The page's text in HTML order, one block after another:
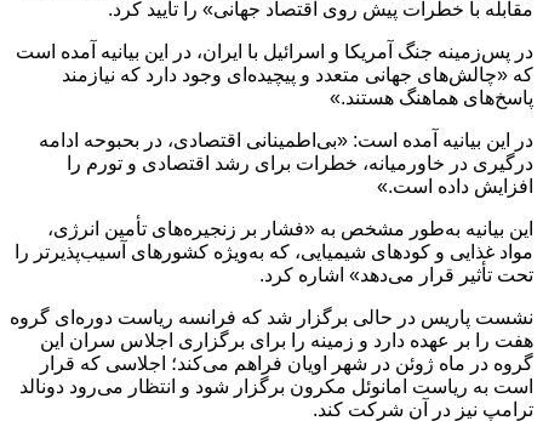
مقابله با خطرات پیش روی اقتصاد جهانی» را تأیید کرد.
در پس‌زمینه جنگ آمریکا و اسرائیل با ایران، در این بیانیه آمده است
که «چالش‌های جهانی متعدد و پیچیده‌ای وجود دارد که نیازمند
پاسخ‌های هماهنگ هستند.»
در این بیانیه آمده است: «بی‌اطمینانی اقتصادی، در بحبوحه ادامه
درگیری در خاورمیانه، خطرات برای رشد اقتصادی و تورم را
افزایش داده است.»
این بیانیه به‌طور مشخص به «فشار بر زنجیره‌های تأمین انرژی،
مواد غذایی و کودهای شیمیایی، که به‌ویژه کشورهای آسیب‌پذیرتر را
تحت تأثیر قرار می‌دهد» اشاره کرد.
نشست پاریس در حالی برگزار شد که فرانسه ریاست دوره‌ای گروه
هفت را بر عهده دارد و زمینه را برای برگزاری اجلاس سران این
گروه در ماه ژوئن در شهر اویان فراهم می‌کند؛ اجلاسی که قرار
است به ریاست امانوئل مکرون برگزار شود و انتظار می‌رود دونالد
ترامپ نیز در آن شرکت کند.